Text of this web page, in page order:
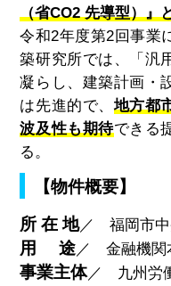
（省CO2 先導型）』
令和2年度第2回事業
築研究所では、「汎
凝らし、建築計画・
は先進的で、 地方都
波及性も期待できる
る。
【物件概要】
所 在 地／ 福岡市中
用 途／ 金融機関
事業主体／ 九州労